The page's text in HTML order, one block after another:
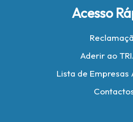
Acesso
Aderir ao
Lista de Empresas